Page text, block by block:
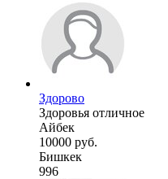
Здорово
Здоровья отличное
Айбек
10000 руб.
Бишкек
996